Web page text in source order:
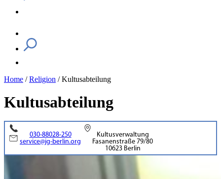
Home /Religion /Kultusabteilung
Kultusabteilung
030-88028-250
service@jg-berlin.org
Kultusverwaltung
Fasanenstraße 79/80
10623 Berlin